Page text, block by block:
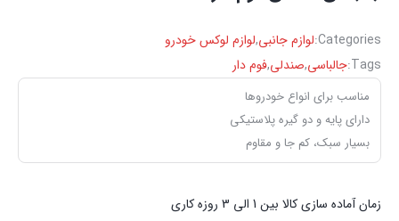
Categories: لوازم جانبی,لوازم لوکس خودرو
Tags: جالباسی,صندلی,فوم دار
مناسب برای انواع خودروها
دارای پایه و دو گیره پلاستیکی
بسیار سبک، کم جا و مقاوم
زمان آماده سازی کالا بین 1 الی 3 روزه کاری